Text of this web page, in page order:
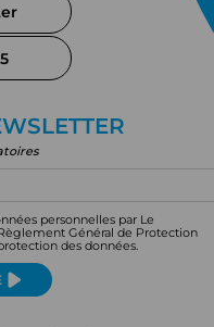
personnelles par Le
Général de Protection
des données.